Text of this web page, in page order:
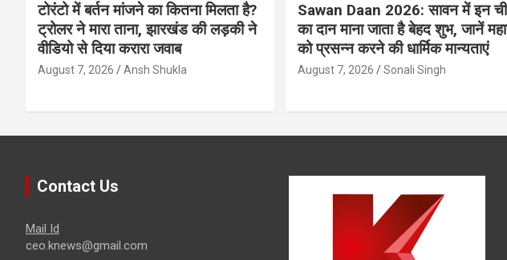
टोरंटो में बर्तन मांजने का कितना मिलता है?
ट्रोलर ने मारा ताना, झारखंड की लड़की ने
वीडियो से दिया करारा जवाब
August 7, 2026 Ansh Shukla
Sawan Daan 2026: सावन में इन
का दान माना जाता है बेहद शुभ, जानें
को प्रसन्न करने की धार्मिक मान्यताएं
August 7, 2026 Sonali Singh
Contact Us
Mail Id
ceo.knews@gmail.com